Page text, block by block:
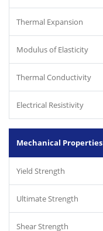
Thermal Expansion
Modulus of Elasticity
Thermal Conductivity
Electrical Resistivity
Mechanical Properties
Yield Strength
Ultimate Strength
Shear Strength